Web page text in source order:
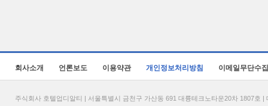
회사소개 언론보도 이용약관 개인정보처리방침 이메일무단수
주식회사 호텔업디알티 | 서울특별시 금천구 가산동 691 대륭테크노타운20차 1807